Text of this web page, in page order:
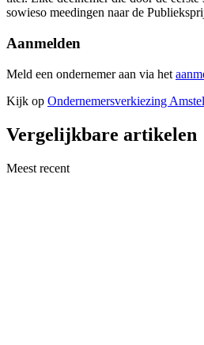
sowieso meedingen naar de
Aanmelden
Meld een ondernemer aan via het
Kijk op Ondernemersverkiezing
Vergelijkbare artikelen
Meest recent